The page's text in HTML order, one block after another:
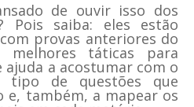
de ouvir isso dos
Pois saiba: eles estão
provas anteriores do
táticas para
a acostumar com o
de questões que
e, também, a mapear os